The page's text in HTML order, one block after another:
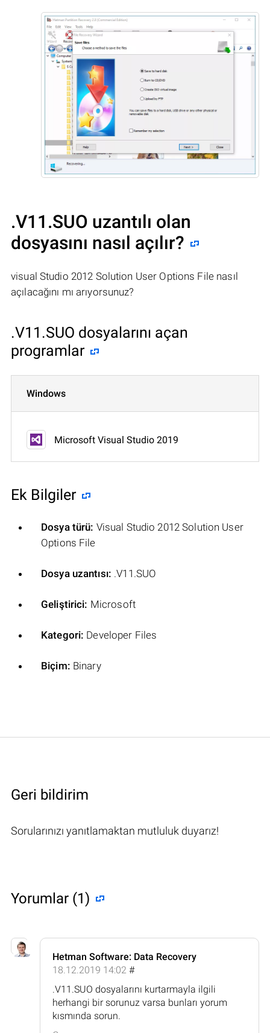
.V11.SUO uzantılı olan
dosyasını nasıl açılır?
visual Studio 2012 Solution User Options File nasıl
açılacağını mı arıyorsunuz?
.V11.SUO dosyalarını açan
programlar
Windows
Microsoft Visual Studio 2019
Ek Bilgiler
Dosya türü: Visual Studio 2012 Solution User
Options File
Dosya uzantısı: .V11.SUO
Geliştirici: Microsoft
Kategori: Developer Files
Biçim: Binary
Geri bildirim
Sorularınızı yanıtlamaktan mutluluk duyarız!
Yorumlar (1)
Hetman Software: Data Recovery
18.12.2019 14:02 #
.V11.SUO dosyalarını kurtarmayla ilgili
herhangi bir sorunuz varsa bunları yorum
kısmında sorun.